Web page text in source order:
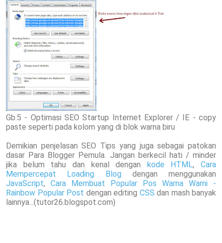
Gb.5 - Optimasi SEO Startup Internet Explorer / IE - copy
paste seperti pada kolom yang di blok warna biru
Demikian penjelasan SEO Tips yang juga sebagai patokan
dasar Para Blogger Pemula. Jangan berkecil hati / minder
jika belum tahu dan kenal dengan kode HTML, Cara
Mempercepat Loading Blog dengan menggunakan
JavaScript, Cara Membuat Popular Pos Warna Warni -
Rainbow Popular Post dengan editing CSS dan mash banyak
lainnya...(tutor26.blogspot.com)